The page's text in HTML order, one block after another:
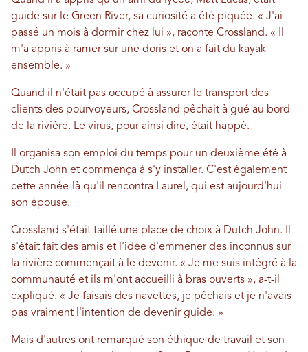
guide sur le Green River, sa curiosité a été piquée. « J'ai
passé un mois à dormir chez lui », raconte Crossland. « Il
m'a appris à ramer sur une doris et on a fait du kayak
ensemble. »
Quand il n'était pas occupé à assurer le transport des
clients des pourvoyeurs, Crossland pêchait à gué au bord
de la rivière. Le virus, pour ainsi dire, était happé.
Il organisa son emploi du temps pour un deuxième été à
Dutch John et commença à s'y installer. C'est également
cette année-là qu'il rencontra Laurel, qui est aujourd'hui
son épouse.
Crossland s'était taillé une place de choix à Dutch John. Il
s'était fait des amis et l'idée d'emmener des inconnus sur
la rivière commençait à le devenir. « Je me suis intégré à la
communauté et ils m'ont accueilli à bras ouverts », a-t-il
expliqué. « Je faisais des navettes, je pêchais et je n'avais
pas vraiment l'intention de devenir guide. »
Mais d'autres ont remarqué son éthique de travail et son